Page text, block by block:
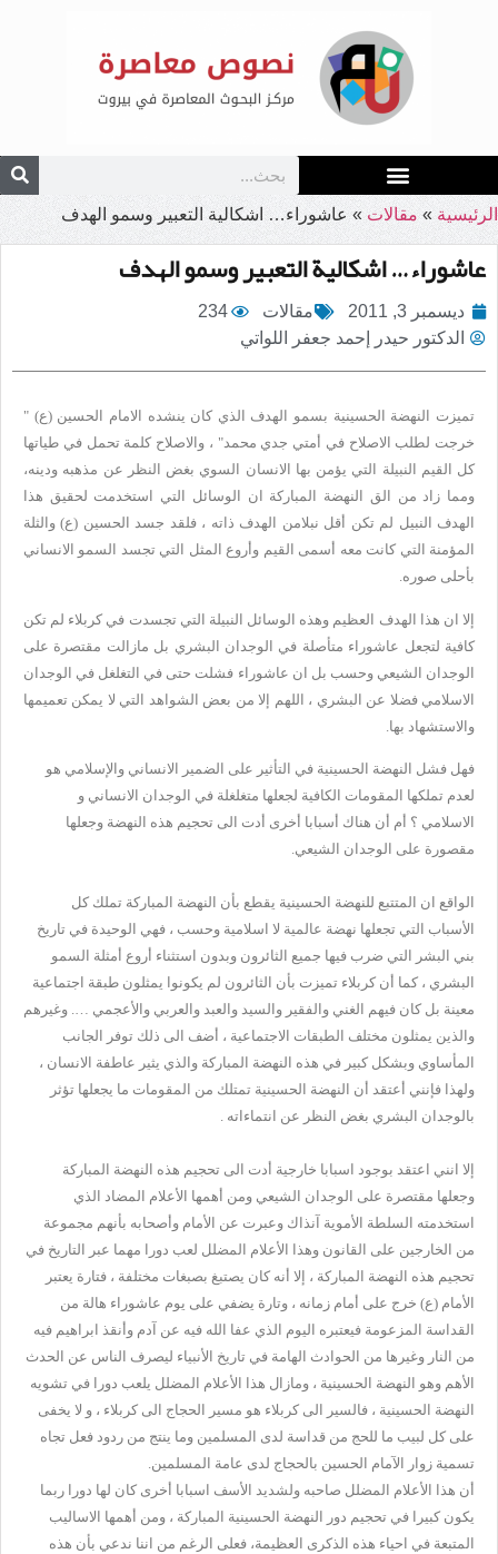
الرئيسية » مقالات » عاشوراء… اشكالية التعبير وسمو الهدف
عاشوراء… اشكالية التعبير وسمو الهدف
ديسمبر 3, 2011 مقالات
234
الدكتور حيدر إحمد جعفر اللواتي
تميزت النهضة الحسينية بسمو الهدف الذي كان ينشده الامام الحسين (ع) "
خرجت لطلب الاصلاح في أمتي جدي محمد" ، والاصلاح كلمة تحمل في طياتها
كل القيم النبيلة التي يؤمن بها الانسان السوي بغض النظر عن مذهبه ودينه،
ومما زاد من الق النهضة المباركة ان الوسائل التي استخدمت لحقيق هذا
الهدف النبيل لم تكن أقل نبلامن الهدف ذاته ، فلقد جسد الحسين (ع) والثلة
المؤمنة التي كانت معه أسمى القيم وأروع المثل التي تجسد السمو الانساني
بأحلى صوره.
إلا ان هذا الهدف العظيم وهذه الوسائل النبيلة التي تجسدت في كربلاء لم تكن
كافية لتجعل عاشوراء متأصلة في الوجدان البشري بل مازالت مقتصرة على
الوجدان الشيعي وحسب بل ان عاشوراء فشلت حتى في التغلغل في الوجدان
الاسلامي فضلا عن البشري ، اللهم إلا من بعض الشواهد التي لا يمكن تعميمها
والاستشهاد بها.
فهل فشل النهضة الحسينية في التأثير على الضمير الانساني والإسلامي هو
لعدم تملكها المقومات الكافية لجعلها متغلغلة في الوجدان الانساني و
الاسلامي ؟ أم أن هناك أسبابا أخرى أدت الى تحجيم هذه النهضة وجعلها
مقصورة على الوجدان الشيعي.
الواقع ان المتتبع للنهضة الحسينية يقطع بأن النهضة المباركة تملك كل
الأسباب التي تجعلها نهضة عالمية لا اسلامية وحسب ، فهي الوحيدة في تاريخ
بني البشر التي ضرب فيها جميع الثائرون وبدون استثناء أروع أمثلة السمو
البشري ، كما أن كربلاء تميزت بأن الثائرون لم يكونوا يمثلون طبقة اجتماعية
معينة بل كان فيهم الغني والفقير والسيد والعبد والعربي والأعجمي …. وغيرهم
والذين يمثلون مختلف الطبقات الاجتماعية ، أضف الى ذلك توفر الجانب
المأساوي وبشكل كبير في هذه النهضة المباركة والذي يثير عاطفة الانسان ،
ولهذا فإنني أعتقد أن النهضة الحسينية تمتلك من المقومات ما يجعلها تؤثر
بالوجدان البشري بغض النظر عن انتماءاته .
إلا انني اعتقد بوجود اسبابا خارجية أدت الى تحجيم هذه النهضة المباركة
وجعلها مقتصرة على الوجدان الشيعي ومن أهمها الأعلام المضاد الذي
استخدمته السلطة الأموية آنذاك وعبرت عن الأمام وأصحابه بأنهم مجموعة
من الخارجين على القانون وهذا الأعلام المضلل لعب دورا مهما عبر التاريخ في
تحجيم هذه النهضة المباركة ، إلا أنه كان يصتبغ بصبغات مختلفة ، فتارة يعتبر
الأمام (ع) خرج على أمام زمانه ، وتارة يضفي على يوم عاشوراء هالة من
القداسة المزعومة فيعتبره اليوم الذي عفا الله فيه عن آدم وأنقذ ابراهيم فيه
من النار وغيرها من الحوادث الهامة في تاريخ الأنبياء ليصرف الناس عن الحدث
الأهم وهو النهضة الحسينية ، ومازال هذا الأعلام المضلل يلعب دورا في تشويه
النهضة الحسينية ، فالسير الى كربلاء هو مسير الحجاج الى كربلاء ، و لا يخفى
على كل لبيب ما للحج من قداسة لدى المسلمين وما ينتج من ردود فعل تجاه
تسمية زوار الآمام الحسين بالحجاج لدى عامة المسلمين.
أن هذا الأعلام المضلل صاحبه ولشديد الأسف اسبابا أخرى كان لها دورا ربما
يكون كبيرا في تحجيم دور النهضة الحسينية المباركة ، ومن أهمها الاساليب
المتبعة في احياء هذه الذكرى العظيمة، فعلى الرغم من اننا ندعي بأن هذه